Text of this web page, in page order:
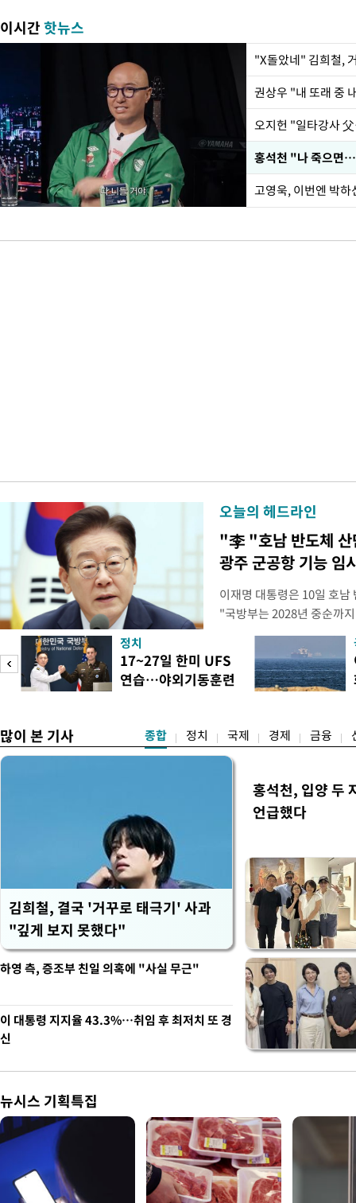
이시간핫뉴스
"X돌았네" 김희철,
권상우 "내 또래 중
홍석천 "나 죽으면
오늘의 헤드라인
"李 "호남 반도체 산
광주 군공항 기능 임
이재명 대통령은 10일 호
"국방부는 2028년 중순까
으로 임시 배치해서 광주
조기에 활용될 수 있도록
대통령은 이날 오후 청와대
차 민관합동 점검회의'에서
정치
17~27일 한미 UFS
연습…야외기동훈련
많이 본 기사 종합 정치 국제 경제 금융
김희철, 결국 '거꾸로 태극기' 사과
"깊게 보지 못했다"
홍석천, 입양 두
언급했다
하영 측, 증조부 친일 의혹에 "사실 무근"
이 대통령 지지율 43.3%…취임 후 최저치 또 경
신
뉴시스 기획특집